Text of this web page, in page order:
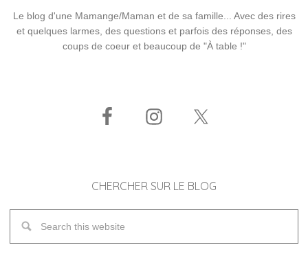
Le blog d'une Mamange/Maman et de sa famille... Avec des rires
et quelques larmes, des questions et parfois des réponses, des
coups de coeur et beaucoup de "À table !"
CHERCHER SUR LE BLOG